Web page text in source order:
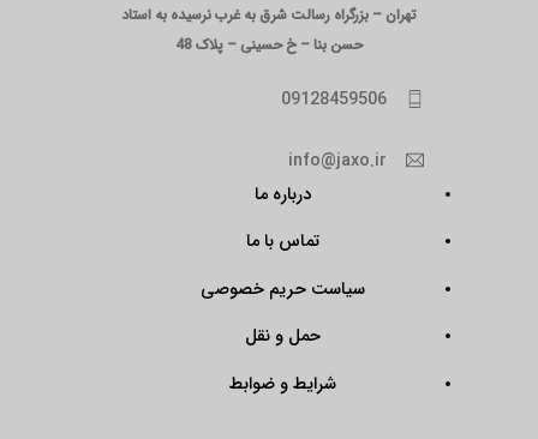
تهران – بزرگراه رسالت شرق به غرب نرسیده به استاد
حسن بنا – خ حسینی – پلاک 48
09128459506
info@jaxo.ir
درباره ما
تماس با ما
سیاست حریم خصوصی
حمل و نقل
شرایط و ضوابط